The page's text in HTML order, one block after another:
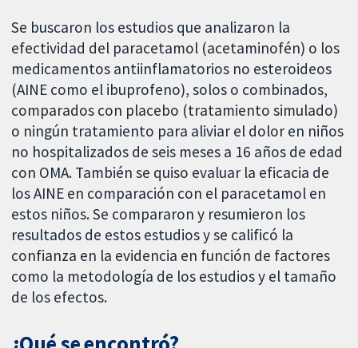
Se buscaron los estudios que analizaron la
efectividad del paracetamol (acetaminofén) o los
medicamentos antiinflamatorios no esteroideos
(AINE como el ibuprofeno), solos o combinados,
comparados con placebo (tratamiento simulado)
o ningún tratamiento para aliviar el dolor en niños
no hospitalizados de seis meses a 16 años de edad
con OMA. También se quiso evaluar la eficacia de
los AINE en comparación con el paracetamol en
estos niños. Se compararon y resumieron los
resultados de estos estudios y se calificó la
confianza en la evidencia en función de factores
como la metodología de los estudios y el tamaño
de los efectos.